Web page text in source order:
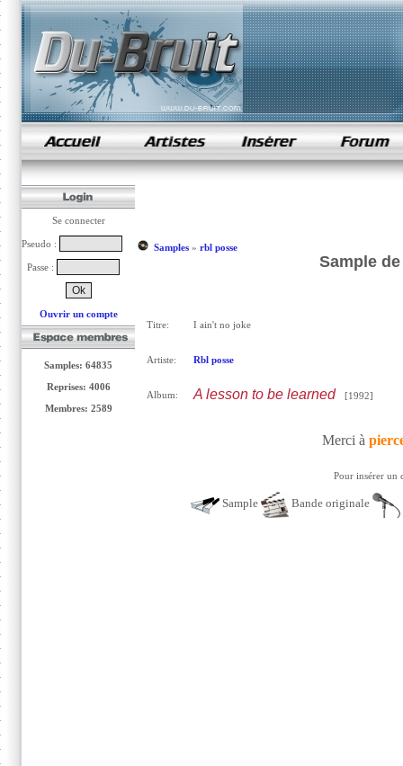
samples de rap
Se connecter
Pseudo :
Passe :
Ouvrir un compte
Samples: 64835
Reprises: 4006
Membres: 2589
Samples» rbl posse
Sample
Titre: I ain't no joke
Artiste: Rbl posse
Album: A lesson to be learned [1992]
Merci à
Pour insérer un
Sample Bande originale